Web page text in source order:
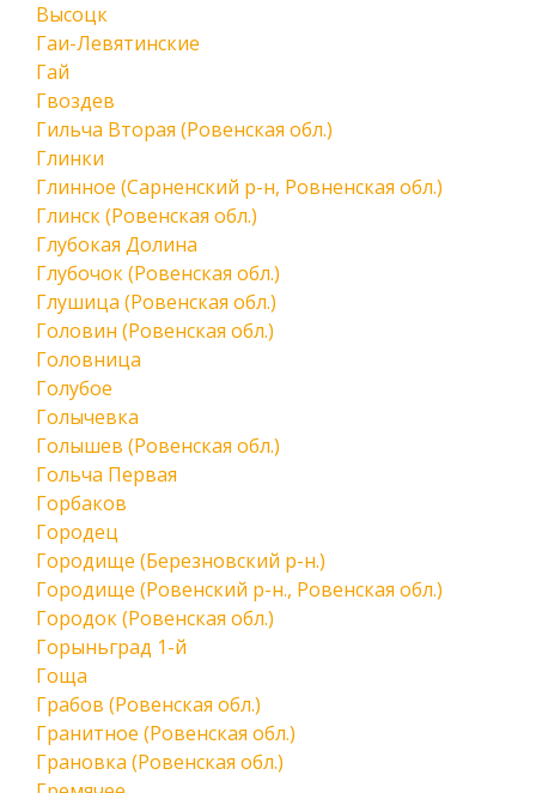
Высоцк
Гаи-Левятинские
Гай
Гвоздев
Гильча Вторая (Ровенская обл.)
Глинки
Глинное (Сарненский р-н, Ровненская обл.)
Глинск (Ровенская обл.)
Глубокая Долина
Глубочок (Ровенская обл.)
Глушица (Ровенская обл.)
Головин (Ровенская обл.)
Головница
Голубое
Голычевка
Голышев (Ровенская обл.)
Гольча Первая
Горбаков
Городец
Городище (Березновский р-н.)
Городище (Ровенский р-н., Ровенская обл.)
Городок (Ровенская обл.)
Горыньград 1-й
Гоща
Грабов (Ровенская обл.)
Гранитное (Ровенская обл.)
Грановка (Ровенская обл.)